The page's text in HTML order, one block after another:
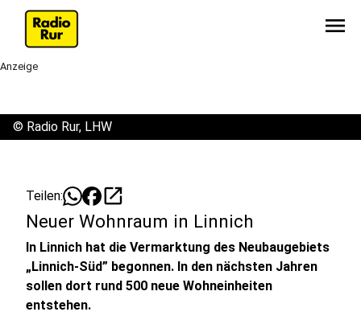
menu
Anzeige
© Radio Rur, LHW
Teilen: open_in_new
Neuer Wohnraum in Linnich
In Linnich hat die Vermarktung des Neubaugebiets
„Linnich-Süd” begonnen. In den nächsten Jahren
sollen dort rund 500 neue Wohneinheiten
entstehen.